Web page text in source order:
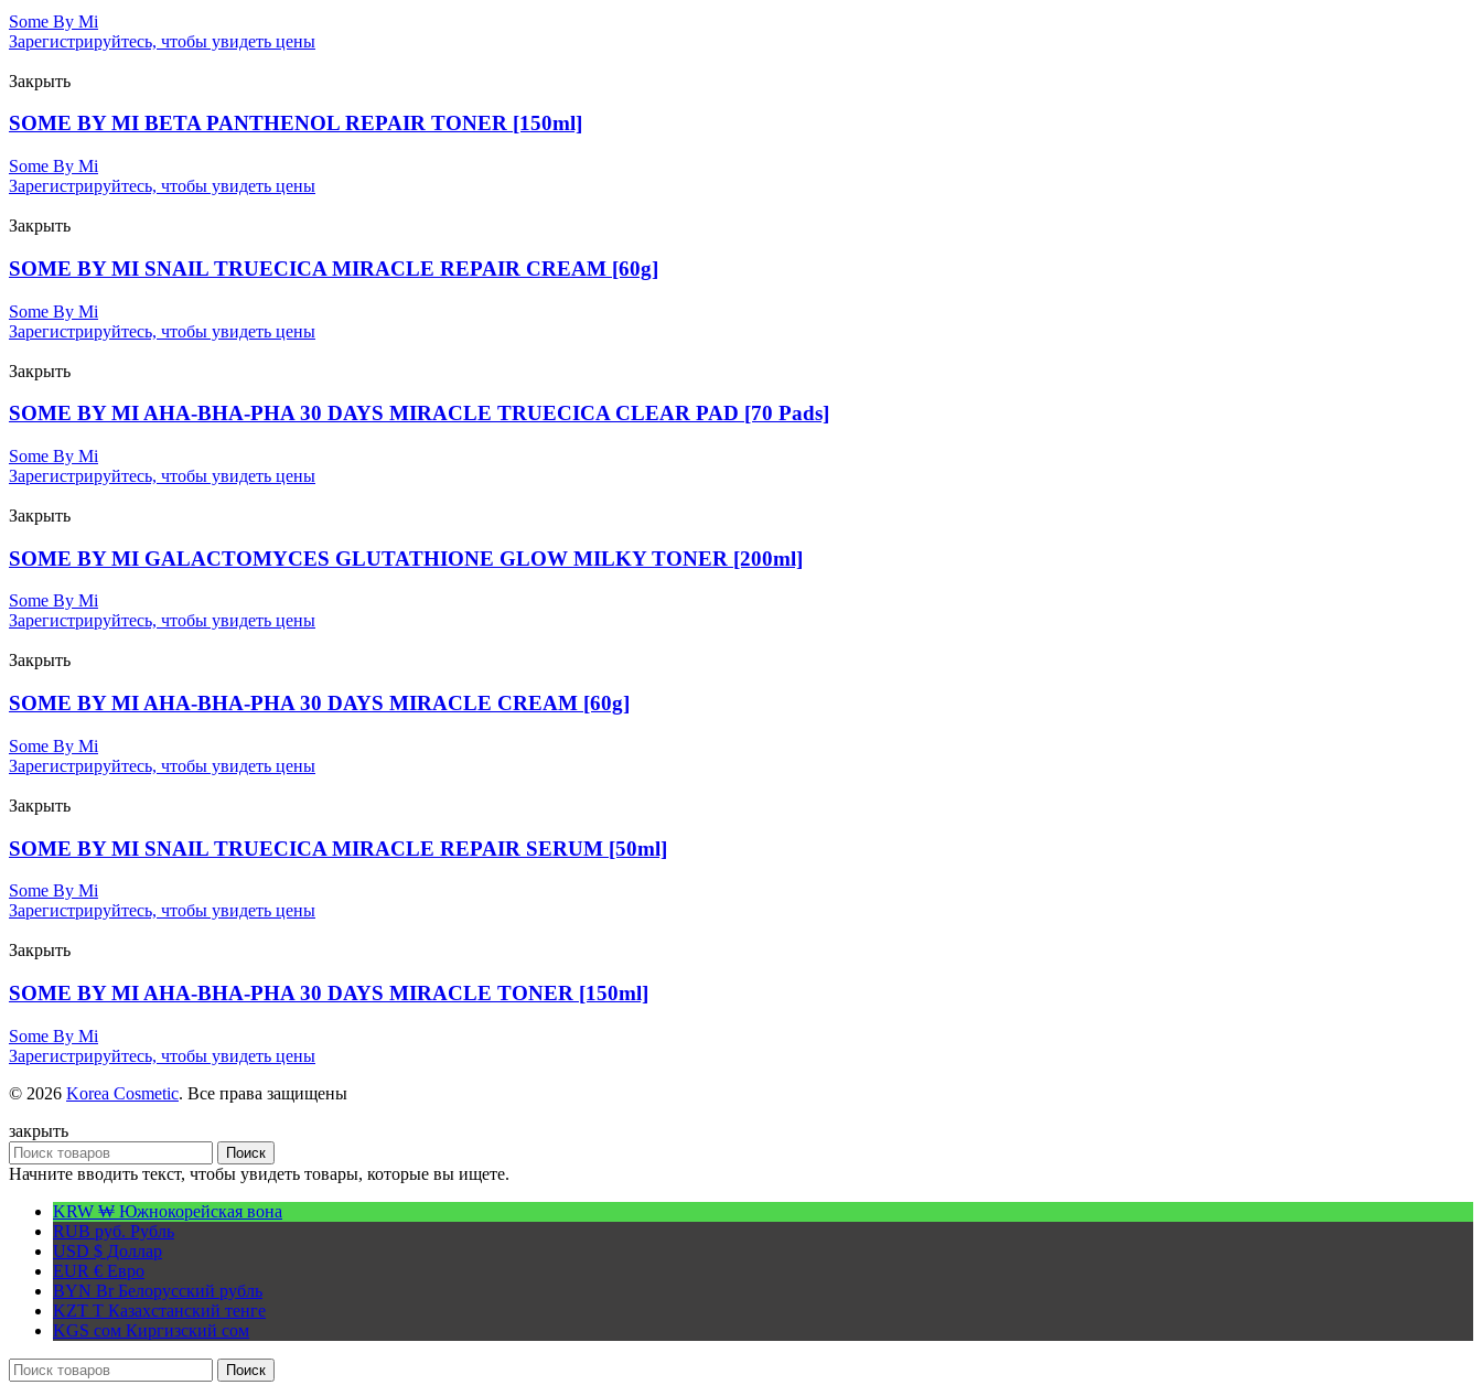
Some By Mi
Зарегистрируйтесь, чтобы увидеть цены
Закрыть
SOME BY MI BETA PANTHENOL REPAIR TONER [150ml]
Some By Mi
Зарегистрируйтесь, чтобы увидеть цены
Закрыть
SOME BY MI SNAIL TRUECICA MIRACLE REPAIR CREAM [60g]
Some By Mi
Зарегистрируйтесь, чтобы увидеть цены
Закрыть
SOME BY MI AHA-BHA-PHA 30 DAYS MIRACLE TRUECICA CLEAR PAD [70 Pads]
Some By Mi
Зарегистрируйтесь, чтобы увидеть цены
Закрыть
SOME BY MI GALACTOMYCES GLUTATHIONE GLOW MILKY TONER [200ml]
Some By Mi
Зарегистрируйтесь, чтобы увидеть цены
Закрыть
SOME BY MI AHA-BHA-PHA 30 DAYS MIRACLE CREAM [60g]
Some By Mi
Зарегистрируйтесь, чтобы увидеть цены
Закрыть
SOME BY MI SNAIL TRUECICA MIRACLE REPAIR SERUM [50ml]
Some By Mi
Зарегистрируйтесь, чтобы увидеть цены
Закрыть
SOME BY MI AHA-BHA-PHA 30 DAYS MIRACLE TONER [150ml]
Some By Mi
Зарегистрируйтесь, чтобы увидеть цены
© 2026 Korea Cosmetic. Все права защищены
закрыть
Поиск
Начните вводить текст, чтобы увидеть товары, которые вы ищете.
KRW ₩ Южнокорейская вона
RUB руб. Рубль
USD $ Доллар
EUR € Евро
BYN BrБелорусский рубль
KZT T Казахстанский тенге
KGS сом Киргизский сом
Поиск